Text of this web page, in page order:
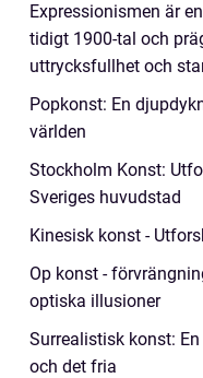
Expressionismen är
tidigt 1900-tal och
uttrycksfullhet och
Popkonst: En
världen
Stockholm Konst:
Sveriges huvudstad
Kinesisk konst -
Op konst -
optiska illusioner
Surrealistisk konst:
och det fria